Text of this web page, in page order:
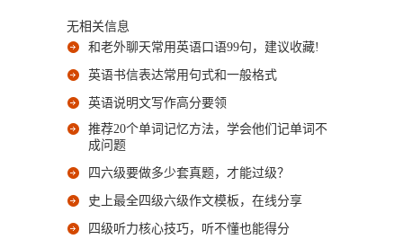
无相关信息
和老外聊天常用英语口语99句，建议收藏!
英语书信表达常用句式和一般格式
英语说明文写作高分要领
推荐20个单词记忆方法，学会他们记单词不
成问题
四六级要做多少套真题，才能过级？
史上最全四级六级作文模板，在线分享
四级听力核心技巧，听不懂也能得分